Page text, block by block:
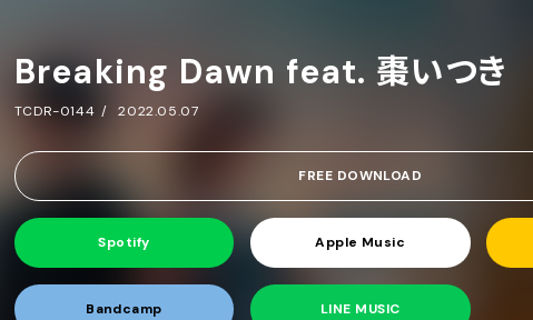
Breaking Dawn feat. 棗いつき
TCDR-0144 2022.05.07
FREE DOWNLOAD
Spotify Apple Music
Bandcamp LINE MUSIC